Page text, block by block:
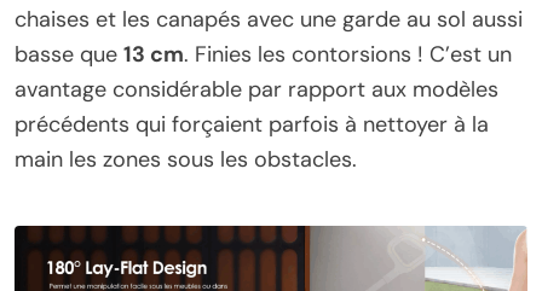
chaises et les canapés avec une garde au sol aussi
basse que 13 cm. Finies les contorsions ! C’est un
avantage considérable par rapport aux modèles
précédents qui forçaient parfois à nettoyer à la
main les zones sous les obstacles.